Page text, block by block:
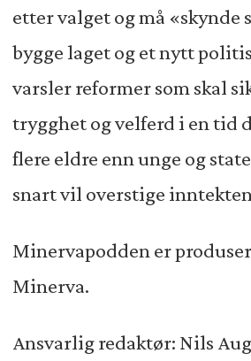
etter valget og må «skynde
bygge laget og et nytt
varsler reformer som skal
trygghet og velferd i en tid
flere eldre enn unge og
snart vil overstige
Minervapodden er
Minerva.
Ansvarlig redaktør: Nils